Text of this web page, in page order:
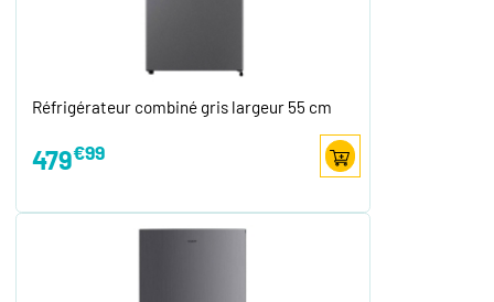
Réfrigérateur combiné gris largeur 55 cm
479€99